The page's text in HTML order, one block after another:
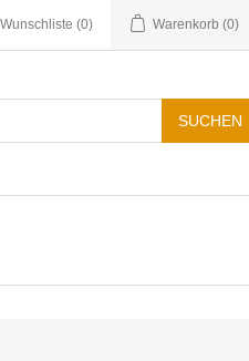
Wunschliste (0) Warenkorb (0)